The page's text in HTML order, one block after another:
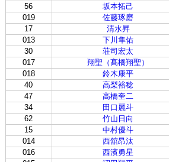
56
坂本拓己
019
佐藤琢磨
17
清水昇
013
下川隼佑
30
荘司宏太
017
翔聖（髙橋翔聖）
018
鈴木康平
40
高梨裕稔
47
高橋奎二
34
田口麗斗
62
竹山日向
15
中村優斗
014
西舘昂汰
016
西濱勇星